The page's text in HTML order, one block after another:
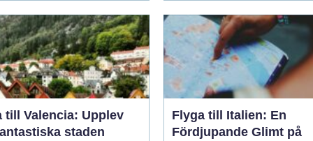
till Valencia: Upplev
staden
Flyga till Italien: En
Fördjupande Glimt på